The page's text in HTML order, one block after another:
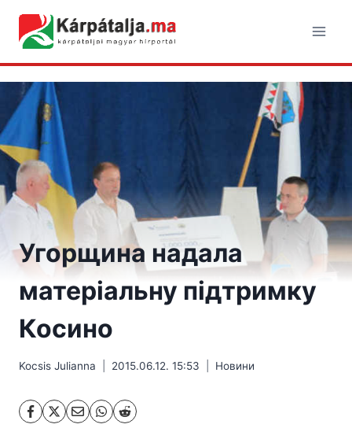
content
Угорщина надала
матеріальну підтримку
Косино
Kocsis Julianna 2015.06.12. 15:53 Hовини